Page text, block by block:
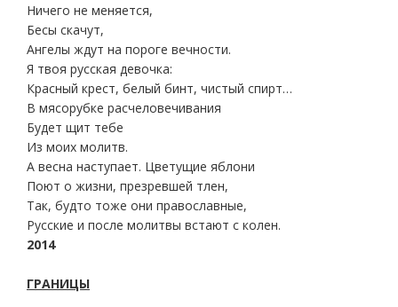
Ничего не меняется,
Бесы скачут,
Ангелы ждут на пороге вечности.
Я твоя русская девочка:
Красный крест, белый бинт, чистый спирт…
В мясорубке расчеловечивания
Будет щит тебе
Из моих молитв.
А весна наступает. Цветущие яблони
Поют о жизни, презревшей тлен,
Так, будто тоже они православные,
Русские и после молитвы встают с колен.
2014
ГРАНИЦЫ